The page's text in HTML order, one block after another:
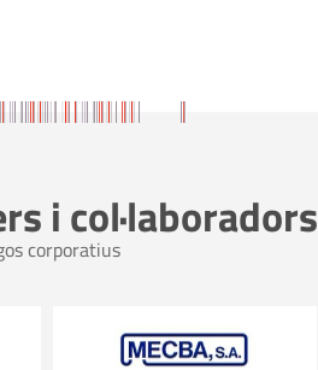
i col·laboradors
corporatius